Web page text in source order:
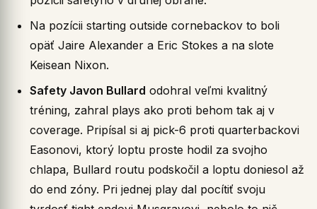
Na pozícii starting outside cornebackov to boli
opäť Jaire Alexander a Eric Stokes a na slote
Keisean Nixon.
Safety Javon Bullard odohral veľmi kvalitný
tréning, zahral plays ako proti behom tak aj v
coverage. Pripísal si aj pick-6 proti quarterbackovi
Easonovi, ktorý loptu proste hodil za svojho
chlapa, Bullard routu podskočil a loptu doniesol až
do end zóny. Pri jednej play dal pocítiť svoju